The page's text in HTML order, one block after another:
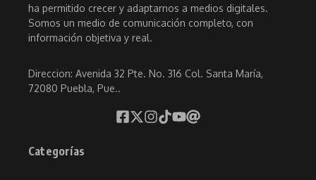
ha permitido crecer y adaptarnos a medios digitales.
Somos un medio de comunicación completo, con
información objetiva y real.
Direccion: Avenida 32 Pte. No. 316 Col. Santa María,
72080 Puebla, Pue..
Categorías